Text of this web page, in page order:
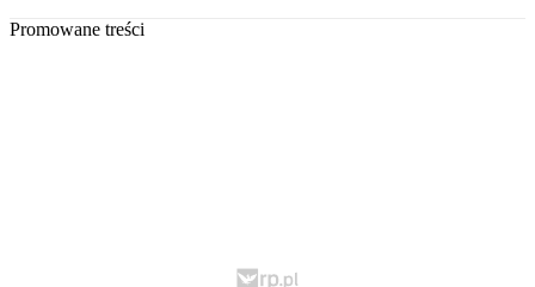
Promowane treści